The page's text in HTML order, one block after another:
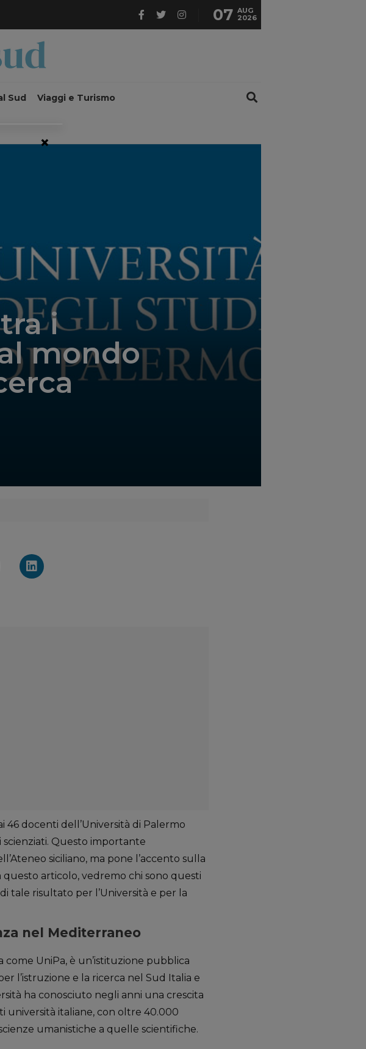
07 AUG
2026
Sud Viaggi e Turismo
';
i
mondo
46 docenti dell’Università di Palermo
scienziati. Questo importante
siciliano, ma pone l’accento sulla
articolo, vedremo chi sono questi
tale risultato per l’Università e per la
nel Mediterraneo
UniPa, è un’istituzione pubblica
l’istruzione e la ricerca nel Sud Italia e
ha conosciuto negli anni una crescita
università italiane, con oltre 40.000
umanistiche a quelle scientifiche.
×